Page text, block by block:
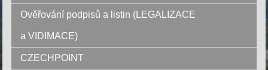
Ověřování podpisů a listin (LEGALIZACE
a VIDIMACE)
CZECHPOINT